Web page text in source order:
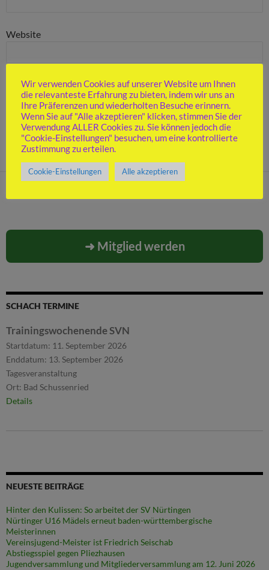
Website
Name, E-Mail-Adresse und Website in diesem Browser für
meinen nächsten Kommentar speichern.
➜ Mitglied werden
SCHACH TERMINE
Trainingswochenende SVN
Startdatum: 11. September 2026
Enddatum: 13. September 2026
Tagesveranstaltung
Ort: Bad Schussenried
Details
NEUESTE BEITRÄGE
Hinter den Kulissen: So arbeitet der SV Nürtingen
Nürtinger U16 Mädels erneut baden-württembergische
Meisterinnen
Vereinsjugend-Meister ist Friedrich Seischab
Abstiegsspiel gegen Pliezhausen
Jugendversammlung und Mitgliederversammlung am 12. Juni 2026
Wir verwenden Cookies auf unserer Website um Ihnen
die relevanteste Erfahrung zu bieten, indem wir uns an
Ihre Präferenzen und wiederholten Besuche erinnern.
Wenn Sie auf "Alle akzeptieren" klicken, stimmen Sie der
Verwendung ALLER Cookies zu. Sie können jedoch die
"Cookie-Einstellungen" besuchen, um eine kontrollierte
Zustimmung zu erteilen.
Cookie-Einstellungen Alle akzeptieren